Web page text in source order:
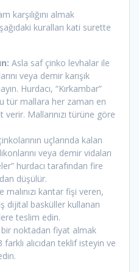
karşılığını almak
kuralları kati surette
Asla saf çinko levhalar ile
veya demir karışık
Hurdacı, “Kırkambar”
tür mallara her zaman en
Mallarınızı türüne göre
uçlarında kalan
veya demir vidaları
hurdacı tarafından fire
düşülür.
malınızı kantar fişi veren,
dijital basküller kullanan
teslim edin.
noktadan fiyat almak
alıcıdan teklif isteyin ve